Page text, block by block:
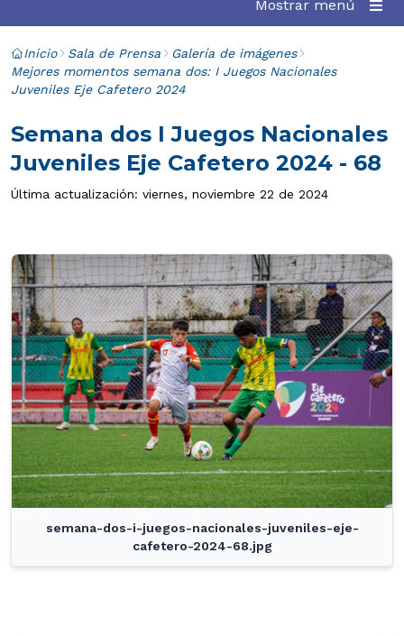
Mostrar menú
Inicio Sala de Prensa
Galería de imágenes
Mejores momentos semana dos: I Juegos Nacionales
Juveniles Eje Cafetero 2024
Semana dos I Juegos Nacionales
Juveniles Eje Cafetero 2024 - 68
Última actualización: viernes, noviembre 22 de 2024
semana-dos-i-juegos-nacionales-juveniles-eje-
cafetero-2024-68.jpg